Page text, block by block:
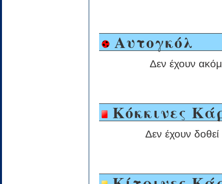
Αυτογκόλ
Δεν έχουν
Κόκκινες
Δεν έχουν